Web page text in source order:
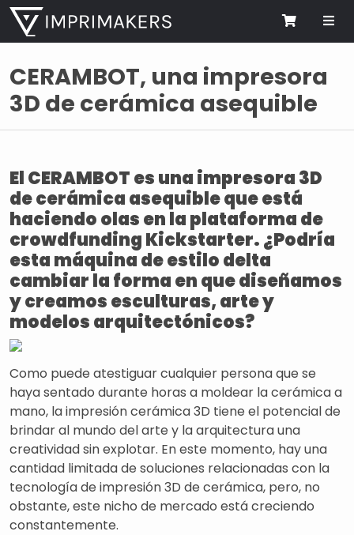
Cart
CERAMBOT, una impresora
3D de cerámica asequible
El CERAMBOT es una impresora 3D
de cerámica asequible que está
haciendo olas en la plataforma de
crowdfunding Kickstarter. ¿Podría
esta máquina de estilo delta
cambiar la forma en que diseñamos
y creamos esculturas, arte y
modelos arquitectónicos?
Como puede atestiguar cualquier persona que se
haya sentado durante horas a moldear la cerámica a
mano, la impresión cerámica 3D tiene el potencial de
brindar al mundo del arte y la arquitectura una
creatividad sin explotar. En este momento, hay una
cantidad limitada de soluciones relacionadas con la
tecnología de impresión 3D de cerámica, pero, no
obstante, este nicho de mercado está creciendo
constantemente.